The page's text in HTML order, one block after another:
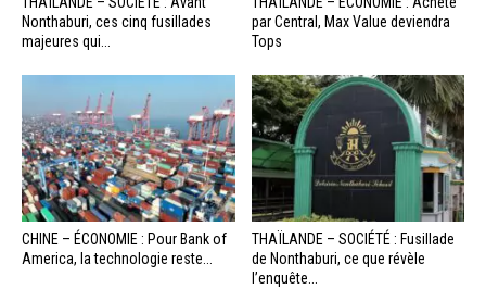
Nonthaburi, ces cinq fusillades
majeures qui...
par Central, Max Value deviendra
Tops
CHINE – ÉCONOMIE : Pour Bank of
America, la technologie reste...
THAÏLANDE – SOCIÉTÉ : Fusillade
de Nonthaburi, ce que révèle
l’enquête...